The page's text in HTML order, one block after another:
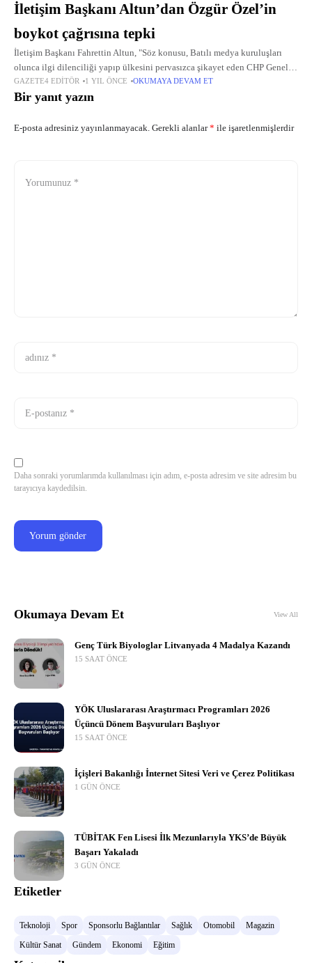
İletişim Başkanı Altun’dan Özgür Özel’in
boykot çağrısına tepki
İletişim Başkanı Fahrettin Altun, "Söz konusu, Batılı medya kuruluşları
olunca ilgi dilenciliği yapıp ülkesini pervasızca şikayet eden CHP Genel
Başkanı, binlerce emekçinin alın teriyle basın yayın faaliyetinde bulunan
yerli ve
GAZETE4 EDITÖR 1 YIL ÖNCE OKUMAYA DEVAM ET
Bir yanıt yazın
E-posta adresiniz yayınlanmayacak. Gerekli alanlar* ile işaretlenmişlerdir
Daha sonraki yorumlarımda kullanılması için adım, e-posta adresim ve site adresim bu
tarayıcıya kaydedilsin.
Okumaya Devam Et View All
Genç Türk Biyologlar Litvanyada 4 Madalya Kazandı
15 SAAT ÖNCE
YÖK Uluslararası Araştırmacı Programları 2026
Üçüncü Dönem Başvuruları Başlıyor
15 SAAT ÖNCE
İçişleri Bakanlığı İnternet Sitesi Veri ve Çerez Politikası
1 GÜN ÖNCE
TÜBİTAK Fen Lisesi İlk Mezunlarıyla YKS’de Büyük
Başarı Yakaladı
3 GÜN ÖNCE
Etiketler
Teknoloji Spor Sponsorlu Bağlantılar Sağlık Otomobil
Magazin
Kültür Sanat
Gündem Ekonomi Eğitim